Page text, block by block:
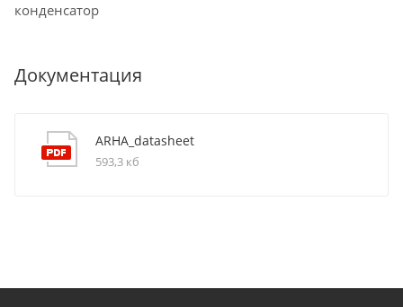
конденсатор
Документация
ARHA_datasheet
593,3 кб